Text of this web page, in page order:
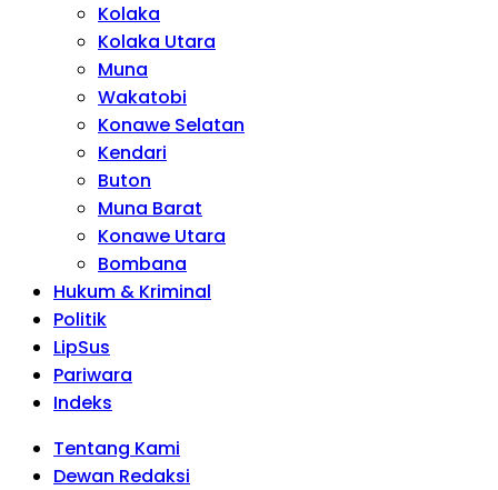
Kolaka
Kolaka Utara
Muna
Wakatobi
Konawe Selatan
Kendari
Buton
Muna Barat
Konawe Utara
Bombana
Hukum & Kriminal
Politik
LipSus
Pariwara
Indeks
Tentang Kami
Dewan Redaksi